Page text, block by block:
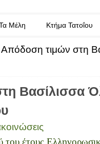
Μέλη Κτήμα Τατοΐου
Απόδοση τιμών στη
Βασίλισσα
του έτους